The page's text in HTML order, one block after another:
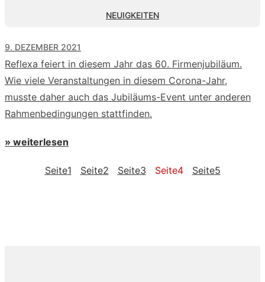
NEUIGKEITEN
9. DEZEMBER 2021
Reflexa feiert in diesem Jahr das 60. Firmenjubiläum.
Wie viele Veranstaltungen in diesem Corona-Jahr,
musste daher auch das Jubiläums-Event unter anderen
Rahmenbedingungen stattfinden.
» weiterlesen
Seite1 Seite2 Seite3 Seite4 Seite5